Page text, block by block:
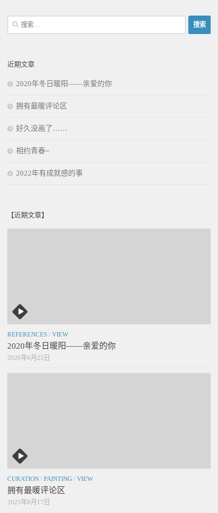
搜
索：
近期文章
2020年冬日暖阳——亲爱的你
拥有最暖评论区
好久没画了……
相约青春~
2022年有成就感的事
【近期文章】
REFERENCES / VIEW
2020年冬日暖阳——亲爱的你
2026年6月25日
CURATION / PAINTING / VIEW
拥有最暖评论区
2025年8月17日